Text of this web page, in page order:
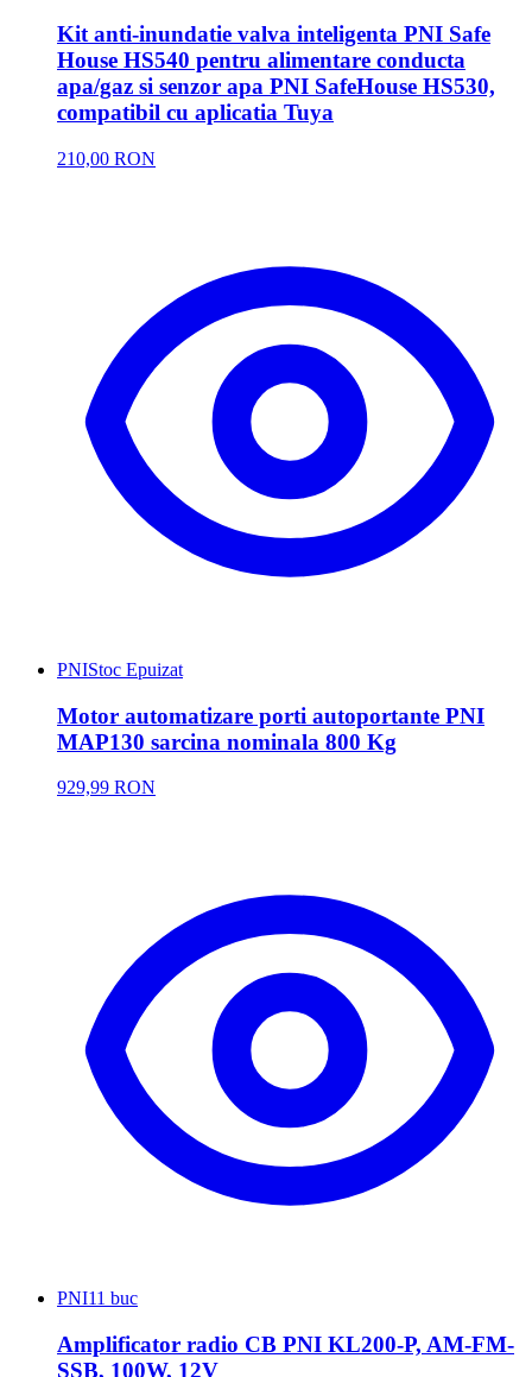
Kit anti-inundatie valva inteligenta PNI Safe
House HS540 pentru alimentare conducta
apa/gaz si senzor apa PNI SafeHouse HS530,
compatibil cu aplicatia Tuya
210,00 RON
PNIStoc Epuizat
Motor automatizare porti autoportante PNI
MAP130 sarcina nominala 800 Kg
929,99 RON
PNI11 buc
Amplificator radio CB PNI KL200-P, AM-FM-
SSB, 100W, 12V